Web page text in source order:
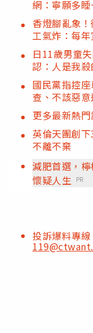
網：寧願多
香燈腳亂象
工氣炸：每
日11歲男童
認：人是我殺
國民黨指控
查、不該惡
更多最新熱
英倫天團創
不離不棄
減肥首選，
懷疑人生 PR
投訴爆料專線